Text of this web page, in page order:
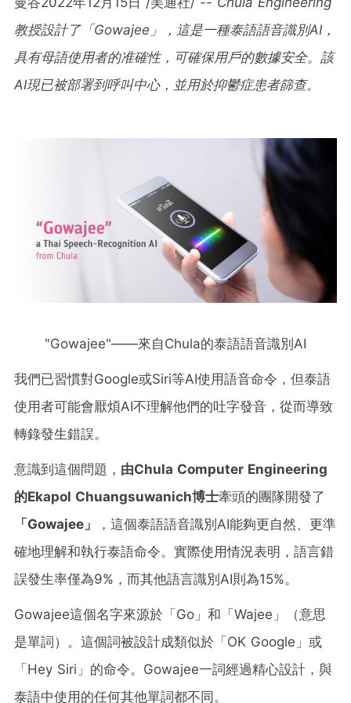
教授設計了「Gowajee」，這是一種泰語語音識別AI，
具有母語使用者的准確性，可確保用戶的數據安全。該
AI現已被部署到呼叫中心，並用於抑鬱症患者篩查。
"Gowajee"——來自Chula的泰語語音識別AI
我們已習慣對Google或Siri等AI使用語音命令，但泰語
使用者可能會厭煩AI不理解他們的吐字發音，從而導致
轉錄發生錯誤。
意識到這個問題， 由Chula Computer Engineering
的Ekapol Chuangsuwanich博士牽頭的團隊開發了
「Gowajee」
，這個泰語語音識別AI能夠更自然、更準
確地理解和執行泰語命令。實際使用情況表明，語言錯
誤發生率僅為9%，而其他語言識別AI則為15%。
Gowajee這個名字來源於「Go」和「Wajee」（意思
是單詞）。這個詞被設計成類似於「OK Google」或
「Hey Siri」的命令。Gowajee一詞經過精心設計，與
泰語中使用的任何其他單詞都不同。